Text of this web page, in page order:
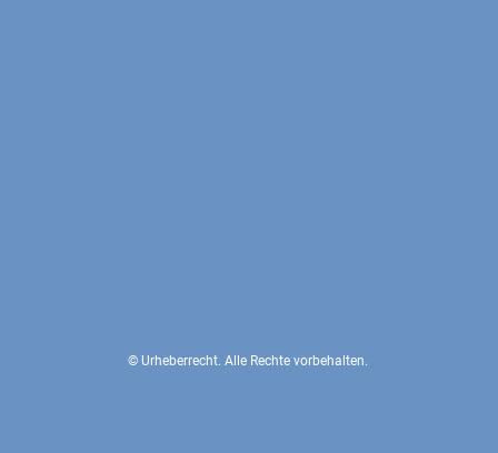
© Urheberrecht. Alle Rechte vorbehalten.